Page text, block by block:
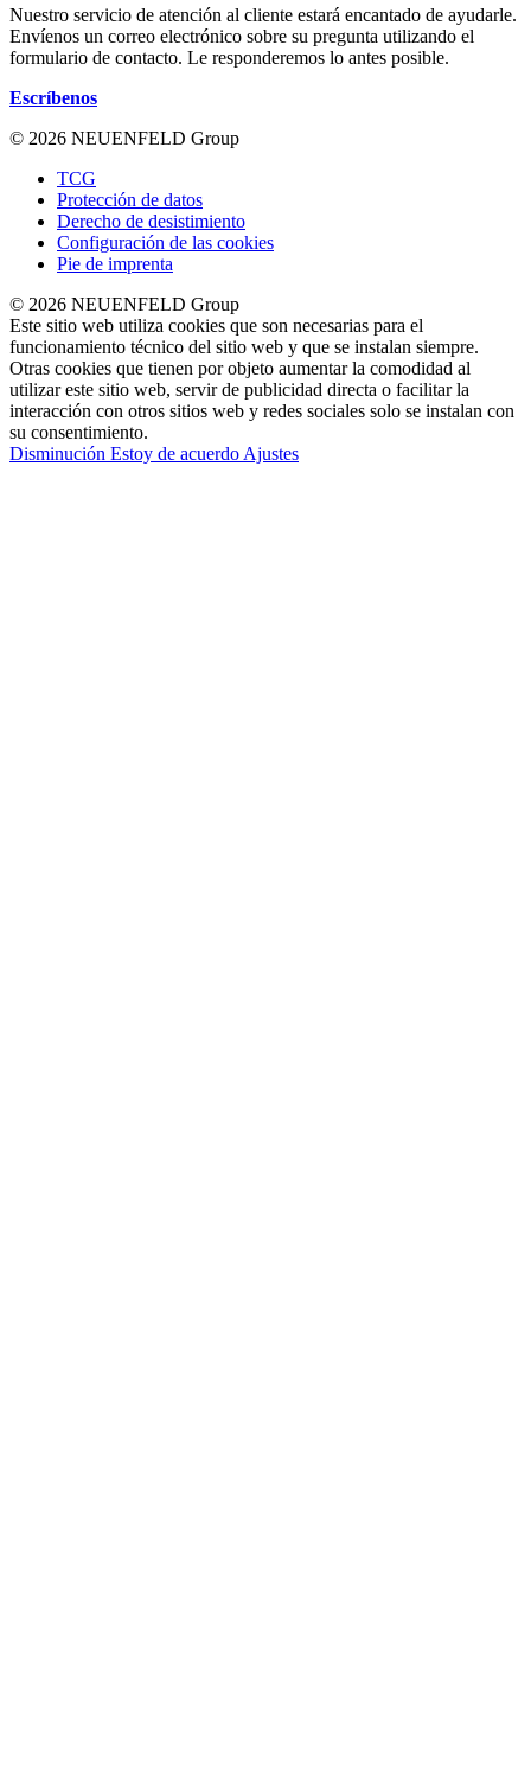
Nuestro servicio de atención al cliente estará encantado de ayudarle.
Envíenos un correo electrónico sobre su pregunta utilizando el
formulario de contacto. Le responderemos lo antes posible.
Escríbenos
© 2026 NEUENFELD Group
TCG
Protección de datos
Derecho de desistimiento
Configuración de las cookies
Pie de imprenta
© 2026 NEUENFELD Group
Este sitio web utiliza cookies que son necesarias para el
funcionamiento técnico del sitio web y que se instalan siempre.
Otras cookies que tienen por objeto aumentar la comodidad al
utilizar este sitio web, servir de publicidad directa o facilitar la
interacción con otros sitios web y redes sociales solo se instalan con
su consentimiento.
Disminución Estoy de acuerdo Ajustes